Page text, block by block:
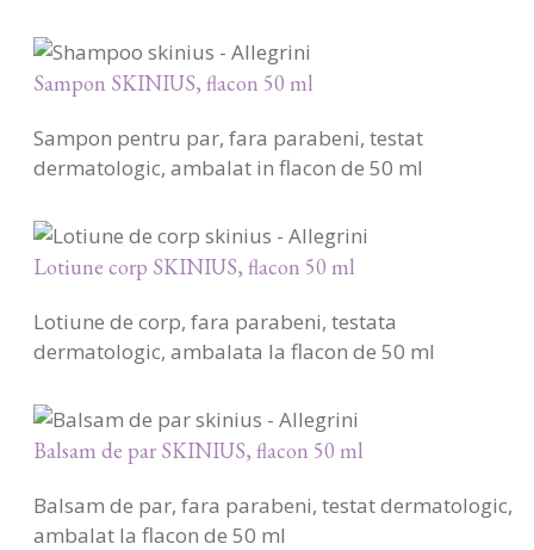
Sampon SKINIUS, flacon 50 ml
Sampon pentru par, fara parabeni, testat
dermatologic, ambalat in flacon de 50 ml
Lotiune corp SKINIUS, flacon 50 ml
Lotiune de corp, fara parabeni, testata
dermatologic, ambalata la flacon de 50 ml
Balsam de par SKINIUS, flacon 50 ml
Balsam de par, fara parabeni, testat dermatologic,
ambalat la flacon de 50 ml